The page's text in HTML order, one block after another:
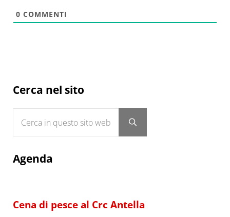
0 COMMENTI
Sidebar
Cerca nel sito
Submit search
Agenda
Cena di pesce al Crc Antella